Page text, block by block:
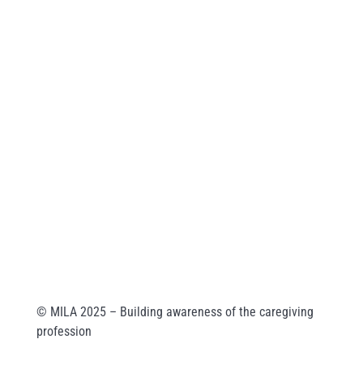
© MILA 2025 – Building awareness of the caregiving
profession